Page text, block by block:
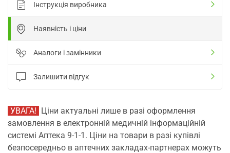
Інструкція виробника
Наявність і ціни
Аналоги і замінники
Залишити відгук
УВАГА! Ціни актуальні лише в разі оформлення
замовлення в електронній медичній інформаційній
системі Аптека 9-1-1. Ціни на товари в разі купівлі
безпосередньо в аптечних закладах-партнерах можуть